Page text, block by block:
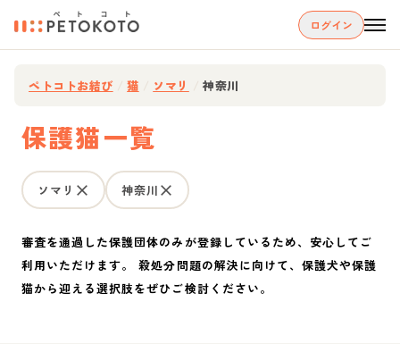
ログイン
ペトコトお結び 猫 ソマリ 神奈川
保護猫一覧
ソマリ 神奈川
審査を通過した保護団体のみが登録しているため、安心してご
利用いただけます。 殺処分問題の解決に向けて、保護犬や保護
猫から迎える選択肢をぜひご検討ください。